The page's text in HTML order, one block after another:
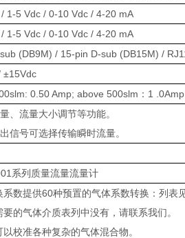
1-5 Vdc / 0-10 Vdc / 4-20 mA
1-5 Vdc / 0-10 Vdc / 4-20 mA
(DB9M) / 15-pin D-sub (DB15M) /
±15Vdc
0.50 Amp; above 500slm：1 .0Amp
、流量大小调节等功能。
信号可选择传输瞬时流量。
系列质量流量流量计
系数提供60种预置的气体系数转换：列表
的气体介质表列中没有，请联系我们。
校准各种复杂的气体混合物。